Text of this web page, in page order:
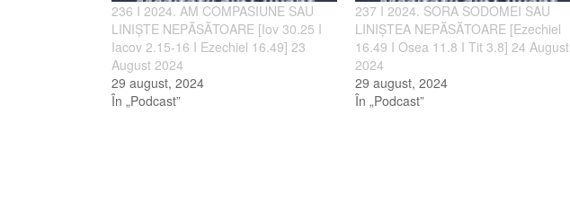
236 I 2024. AM COMPASIUNE SAU
LINIȘTE NEPĂSĂTOARE [Iov 30.25 I
Iacov 2.15-16 I Ezechiel 16.49] 23
August 2024
29 august, 2024
În „Podcast”
237 I 2024. SORA SODOMEI SAU
LINIȘTEA NEPĂSĂTOARE [Ezechiel
16.49 I Osea 11.8 I Tit 3.8] 24 August
2024
29 august, 2024
În „Podcast”